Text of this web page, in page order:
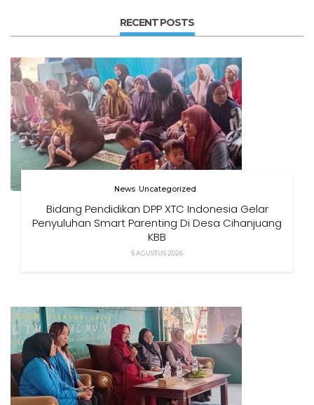
RECENT POSTS
News Uncategorized
Bidang Pendidikan DPP XTC Indonesia Gelar
Penyuluhan Smart Parenting Di Desa Cihanjuang
KBB
5 AGUSTUS 2026